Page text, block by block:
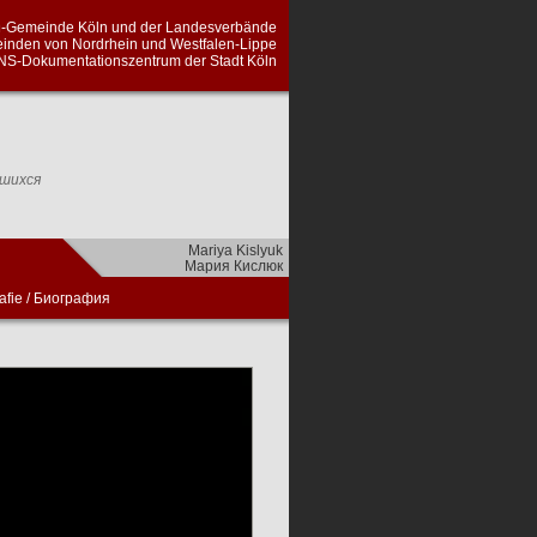
Gemeinde Köln und der Landesverbände
von Nordrhein und Westfalen-Lippe
Dokumentationszentrum der Stadt Köln
Mariya Kislyuk
Мария Кислюк
/ Биография